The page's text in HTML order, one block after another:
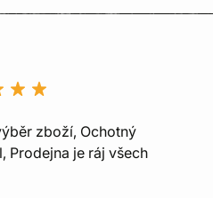
zboží, Ochotný
Prodejna je ráj všech